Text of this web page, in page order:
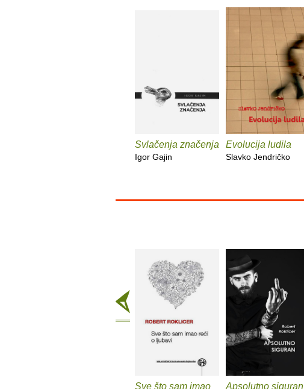
Svlačenja značenja
Igor Gajin
Evolucija ludila
Slavko Jendričko
Sve što sam imao Apsolutno siguran